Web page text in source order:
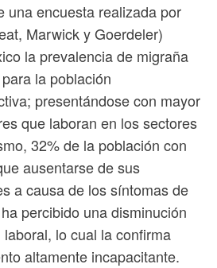
una encuesta realizada por
Marwick y Goerdeler)
la prevalencia de migraña
la población
presentándose con mayor
que laboran en los sectores
32% de la población con
ausentarse de sus
a causa de los síntomas de
percibido una disminución
lo cual la confirma
altamente incapacitante.